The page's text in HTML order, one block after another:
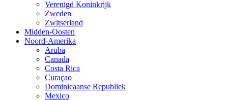
Verenigd Koninkrijk
Zweden
Zwitserland
Midden-Oosten
Noord-Amerika
Aruba
Canada
Costa Rica
Curaçao
Dominicaanse Republiek
Mexico